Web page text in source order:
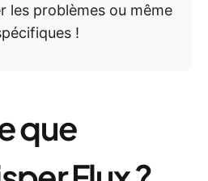
les problèmes ou même
!
que